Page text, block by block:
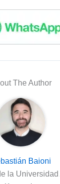
The Author
Baioni
la Universidad